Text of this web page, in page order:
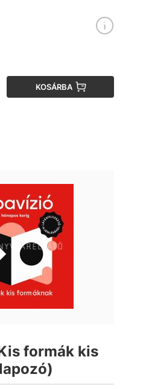
KOSÁRBA
formák kis